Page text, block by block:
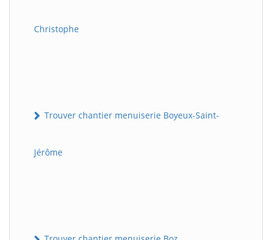
Christophe
Trouver chantier menuiserie Boyeux-Saint-
Jérôme